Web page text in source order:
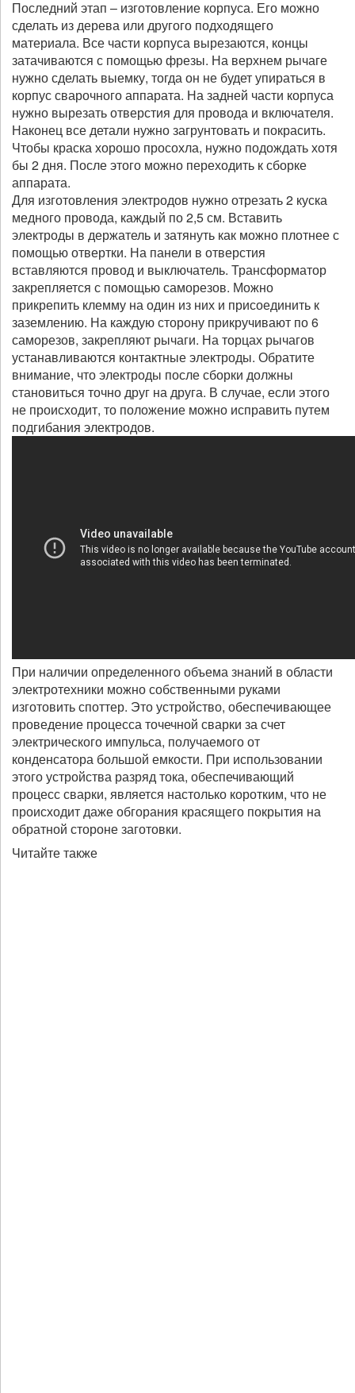
Последний этап – изготовление корпуса. Его можно
сделать из дерева или другого подходящего
материала. Все части корпуса вырезаются, концы
затачиваются с помощью фрезы. На верхнем рычаге
нужно сделать выемку, тогда он не будет упираться в
корпус сварочного аппарата. На задней части корпуса
нужно вырезать отверстия для провода и включателя.
Наконец все детали нужно загрунтовать и покрасить.
Чтобы краска хорошо просохла, нужно подождать хотя
бы 2 дня. После этого можно переходить к сборке
аппарата.
Для изготовления электродов нужно отрезать 2 куска
медного провода, каждый по 2,5 см. Вставить
электроды в держатель и затянуть как можно плотнее с
помощью отвертки. На панели в отверстия
вставляются провод и выключатель. Трансформатор
закрепляется с помощью саморезов. Можно
прикрепить клемму на один из них и присоединить к
заземлению. На каждую сторону прикручивают по 6
саморезов, закрепляют рычаги. На торцах рычагов
устанавливаются контактные электроды. Обратите
внимание, что электроды после сборки должны
становиться точно друг на друга. В случае, если этого
не происходит, то положение можно исправить путем
подгибания электродов.
При наличии определенного объема знаний в области
электротехники можно собственными руками
изготовить споттер. Это устройство, обеспечивающее
проведение процесса точечной сварки за счет
электрического импульса, получаемого от
конденсатора большой емкости. При использовании
этого устройства разряд тока, обеспечивающий
процесс сварки, является настолько коротким, что не
происходит даже обгорания красящего покрытия на
обратной стороне заготовки.
Читайте также